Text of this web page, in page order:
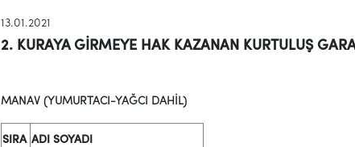
13.01.2021
2. KURAYA GİRMEYE HAK KAZANAN KURTULUŞ
MANAV (YUMURTACI-YAĞCI DAHİL)
SIRA ADI SOYADI